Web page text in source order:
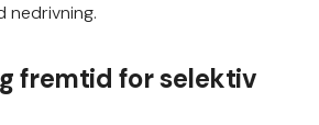
nedrivning.
fremtid for selektiv